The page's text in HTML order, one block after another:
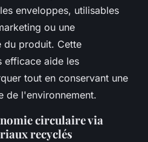
enveloppes, utilisables
ou une
du produit. Cette
efficace aide les
tout en conservant une
de l'environnement.
circulaire via
recyclés